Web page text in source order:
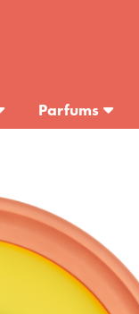
Parfums